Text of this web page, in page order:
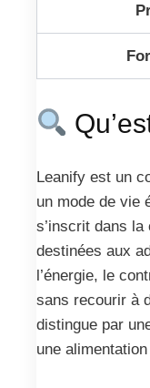
Leanify est un
un mode de vie
s’inscrit dans
destinées aux
l’énergie, le
sans recourir à
distingue par
une